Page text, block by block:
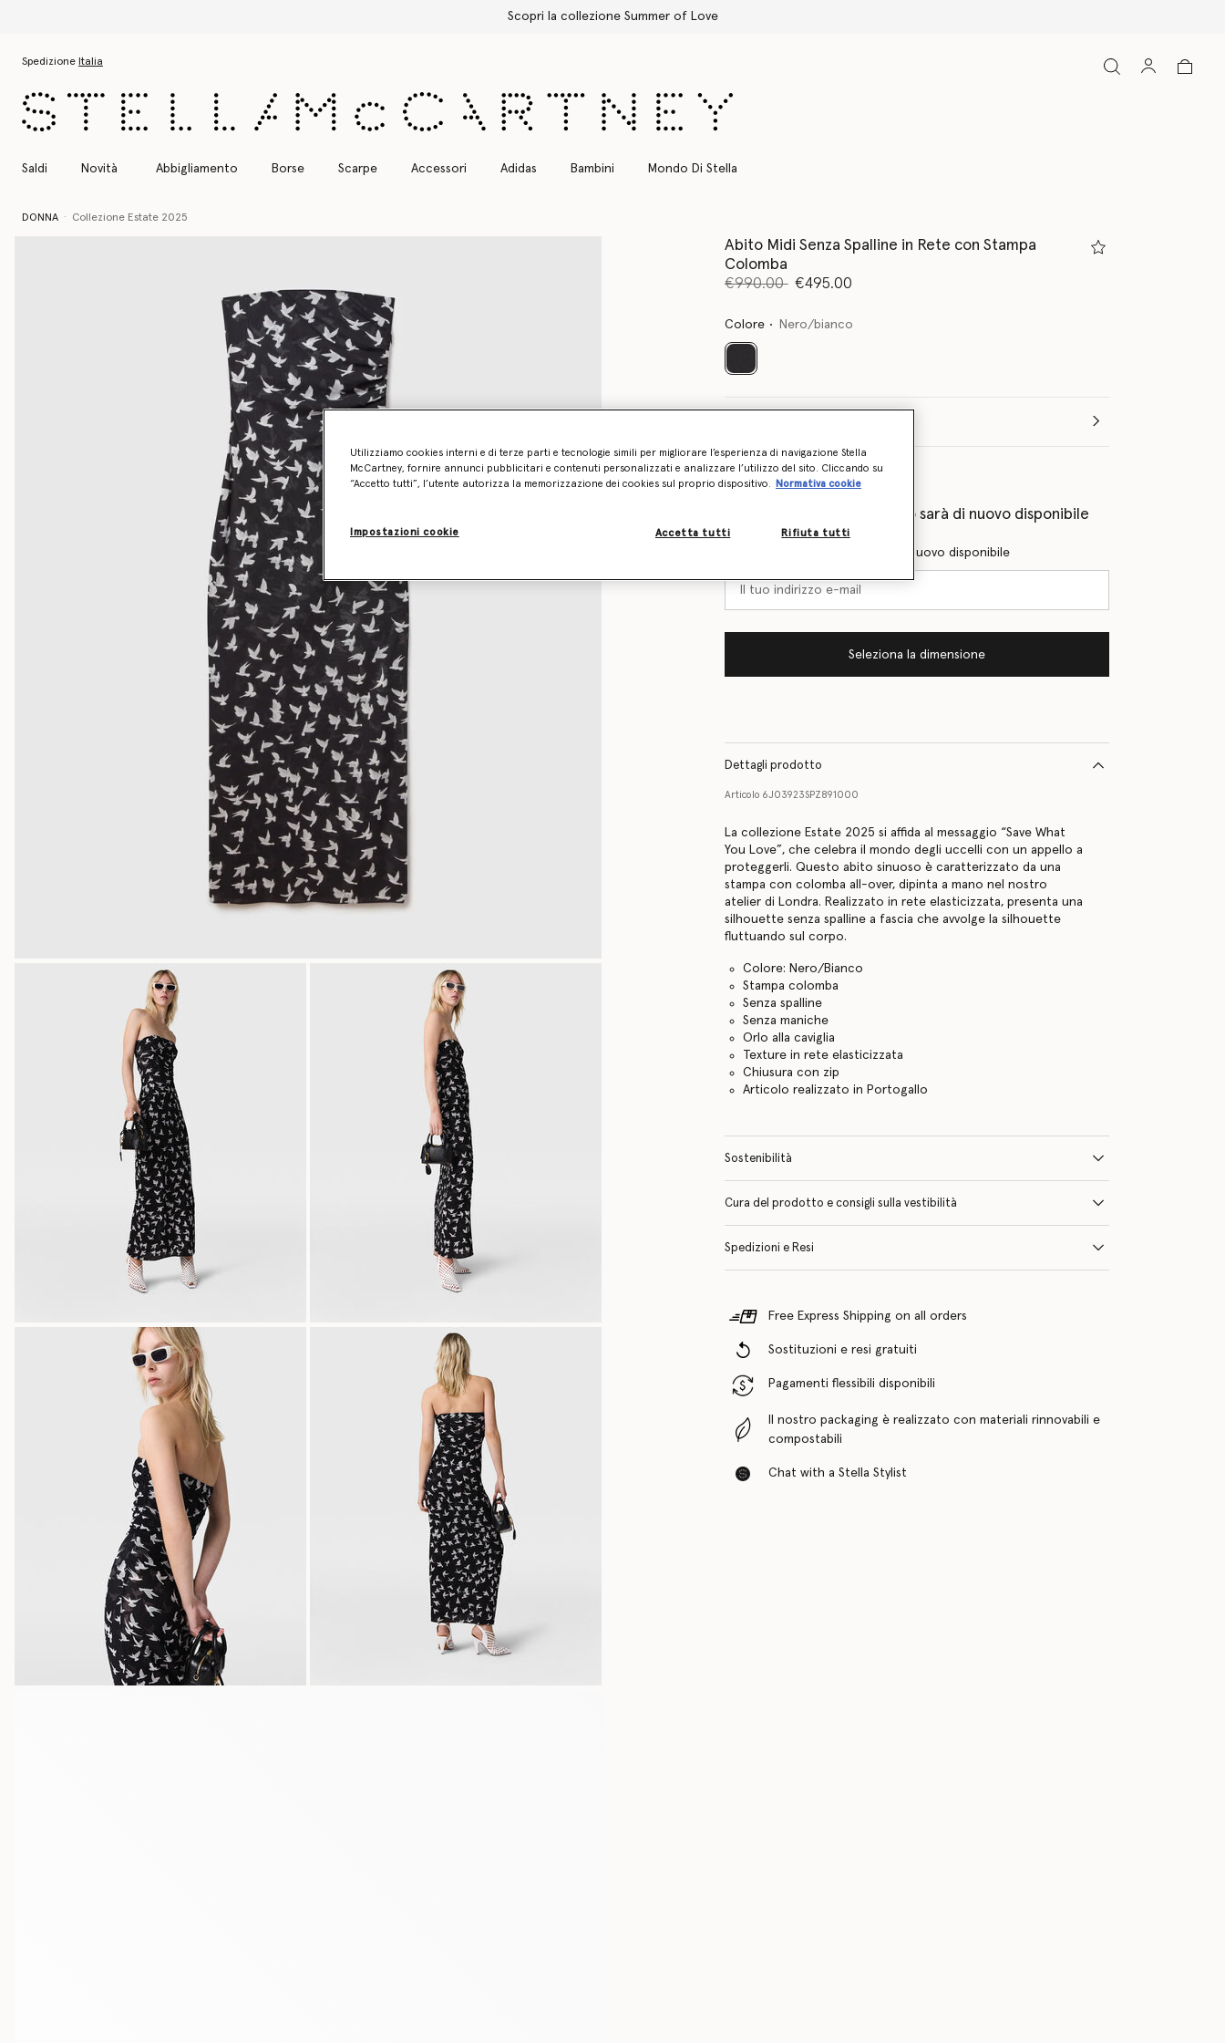
Spedizione Express gratuita per tutti gli ordini
Spedizione Italia
Saldi Novità Abbigliamento Borse Scarpe Accessori Adidas Bambini Mondo Di Stella
DONNA Collezione Estate 2025
Abito Midi Senza Spalline in Rete con Stampa
Colomba
Prezzo ridotto da
€990.00a€495.00
Colore Nero/bianco
selezionato
Tabella delle taglie
Scopri in anteprima quando sarà di nuovo disponibile
l’articolo
Inviami un’e-mail quando sarà di nuovo disponibile
Seleziona la dimensione
Dettagli prodotto
Articolo 6J03923SPZ891000
La collezione Estate 2025 si affida al messaggio “Save What
You Love”, che celebra il mondo degli uccelli con un appello a
proteggerli. Questo abito sinuoso è caratterizzato da una
stampa con colomba all-over, dipinta a mano nel nostro
atelier di Londra. Realizzato in rete elasticizzata, presenta una
silhouette senza spalline a fascia che avvolge la silhouette
fluttuando sul corpo.
Colore: Nero/Bianco
Stampa colomba
Senza spalline
Senza maniche
Orlo alla caviglia
Texture in rete elasticizzata
Chiusura con zip
Articolo realizzato in Portogallo
Sostenibilità
Cura del prodotto e consigli sulla vestibilità
Spedizioni e Resi
Free Express Shipping on all orders
Sostituzioni e resi gratuiti
Pagamenti flessibili disponibili
Il nostro packaging è realizzato con materiali rinnovabili e
compostabili
Chat with a Stella Stylist
Utilizziamo cookies interni e di terze parti e tecnologie simili per migliorare l’esperienza di navigazione Stella
McCartney, fornire annunci pubblicitari e contenuti personalizzati e analizzare l’utilizzo del sito. Cliccando su
“Accetto tutti”, l’utente autorizza la memorizzazione dei cookies sul proprio dispositivo.
Normativa cookie
Impostazioni cookie Rifiuta tutti
Accetta tutti